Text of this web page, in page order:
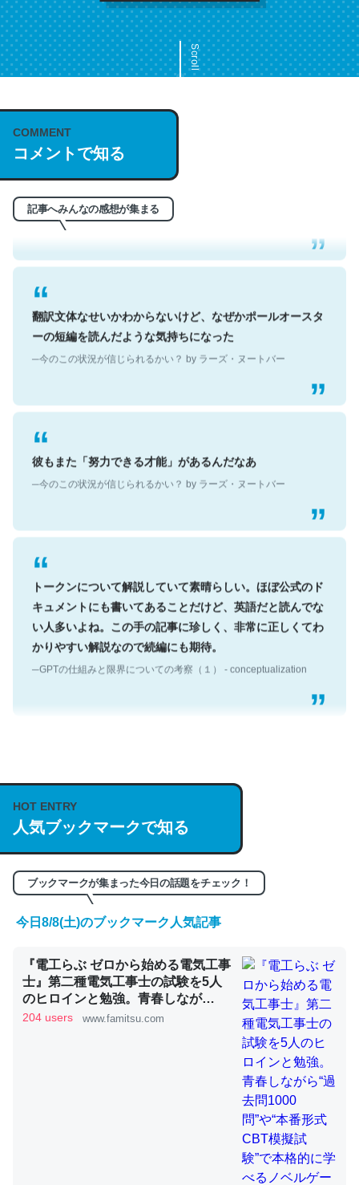
Scroll
COMMENT
コメントで知る
記事へみんなの感想が集まる
これは名文。彼はとてもクレバーなんだろうなと凄く思
う。英語少しでも読める人は原文もお勧め。自分はこの流
れ好き。Let’s Fucking Go. Then Covid hit. Shit.
─今のこの状況が信じられるかい？ by ラーズ・ヌートバー
翻訳文体なせいかわからないけど、なぜかポールオースタ
ーの短編を読んだような気持ちになった
─今のこの状況が信じられるかい？ by ラーズ・ヌートバー
彼もまた「努力できる才能」があるんだなあ
─今のこの状況が信じられるかい？ by ラーズ・ヌートバー
トークンについて解説していて素晴らしい。ほぼ公式のド
キュメントにも書いてあることだけど、英語だと読んでな
い人多いよね。この手の記事に珍しく、非常に正しくてわ
かりやすい解説なので続編にも期待。
─GPTの仕組みと限界についての考察（１） - conceptualization
説してる記事が少ないので貴重な良記事。/続編来た
https://isobe324649.hatenablog.com/entry/2023/03/27
/064121
─GPTの仕組みと限界についての考察（１） - conceptualization
くらい。小説でいう「ずっと前の伏線」は回収されないけ
ど、短期記憶というには多い分量。進化すればするほど分
─GPTの仕組みと限界についての考察（１） - conceptualization
昆虫ってカルシウム少ないのか。知らんかった。調べたら
コオロギのカルシウム分はエビの600分の1程度。
─ニュース :: 【研究発表】昆虫学の大問題＝「昆虫はなぜ海にいな
HOT ENTRY
人気ブックマークで知る
ブックマークが集まった今日の話題をチェック！
今日8/8(土)のブックマーク人気記事
『電工らぶ ゼロから始める電気工事
士』第二種電気工事士の試験を5人
のヒロインと勉強。青春しなが
ら“過去問1000問”や“本番形式CBT
204 users www.famitsu.com